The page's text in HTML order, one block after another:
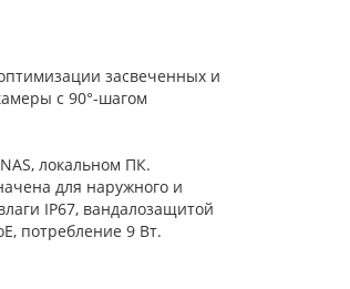
засвеченных и
с 90°-шагом
локальном ПК.
для наружного и
IP67, вандалозащитой
потребление 9 Вт.